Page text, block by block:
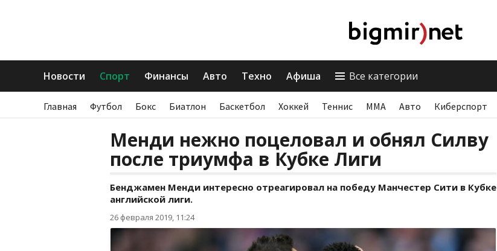
Новости Спорт Финансы Авто Техно Афиша Все категории
Главная Футбол Бокс Биатлон Баскетбол Хоккей Теннис ММА Авто Киберспорт
Менди нежно поцеловал и обнял Силву
после триумфа в Кубке Лиги
Бенджамен Менди интересно отреагировал на победу Манчестер Сити в Кубке
английской лиги.
26 февраля 2019, 11:24